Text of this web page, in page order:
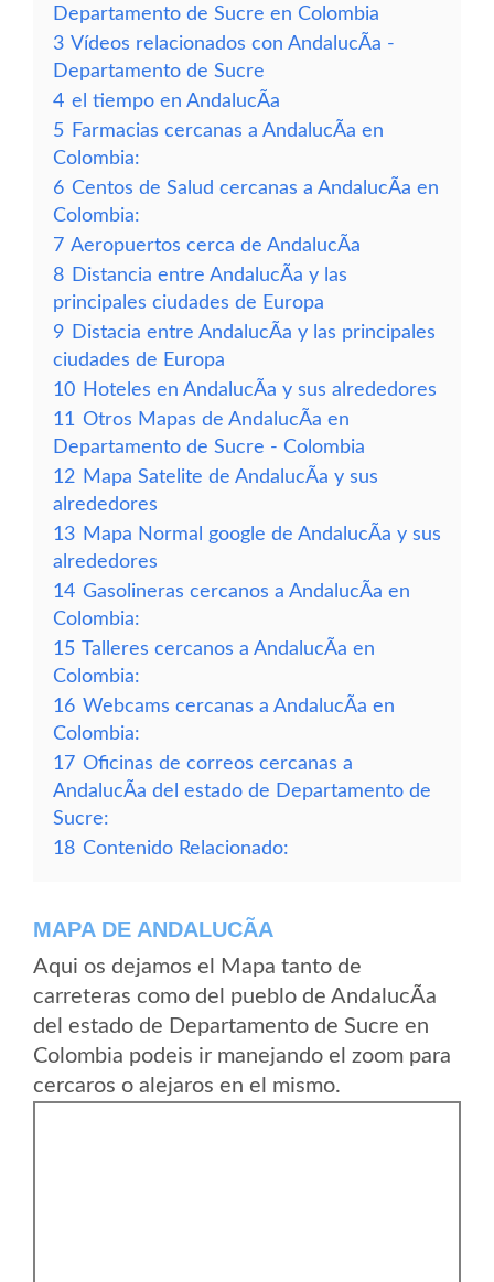
Departamento de Sucre en Colombia
3 Vídeos relacionados con AndalucÃ­a -
Departamento de Sucre
4 el tiempo en AndalucÃ­a
5 Farmacias cercanas a AndalucÃ­a en
Colombia:
6 Centos de Salud cercanas a AndalucÃ­a en
Colombia:
7 Aeropuertos cerca de AndalucÃ­a
8 Distancia entre AndalucÃ­a y las
principales ciudades de Europa
9 Distacia entre AndalucÃ­a y las principales
ciudades de Europa
10 Hoteles en AndalucÃ­a y sus alrededores
11 Otros Mapas de AndalucÃ­a en
Departamento de Sucre - Colombia
12 Mapa Satelite de AndalucÃ­a y sus
alrededores
13 Mapa Normal google de AndalucÃ­a y sus
alrededores
14 Gasolineras cercanos a AndalucÃ­a en
Colombia:
15 Talleres cercanos a AndalucÃ­a en
Colombia:
16 Webcams cercanas a AndalucÃ­a en
Colombia:
17 Oficinas de correos cercanas a
AndalucÃ­a del estado de Departamento de
Sucre:
18 Contenido Relacionado:
MAPA DE ANDALUCÃ­A
Aqui os dejamos el Mapa tanto de
carreteras como del pueblo de AndalucÃ­a
del estado de Departamento de Sucre en
Colombia podeis ir manejando el zoom para
cercaros o alejaros en el mismo.